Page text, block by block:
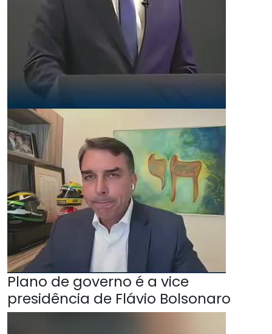
Plano de governo é a vice
presidência de Flávio Bolsonaro